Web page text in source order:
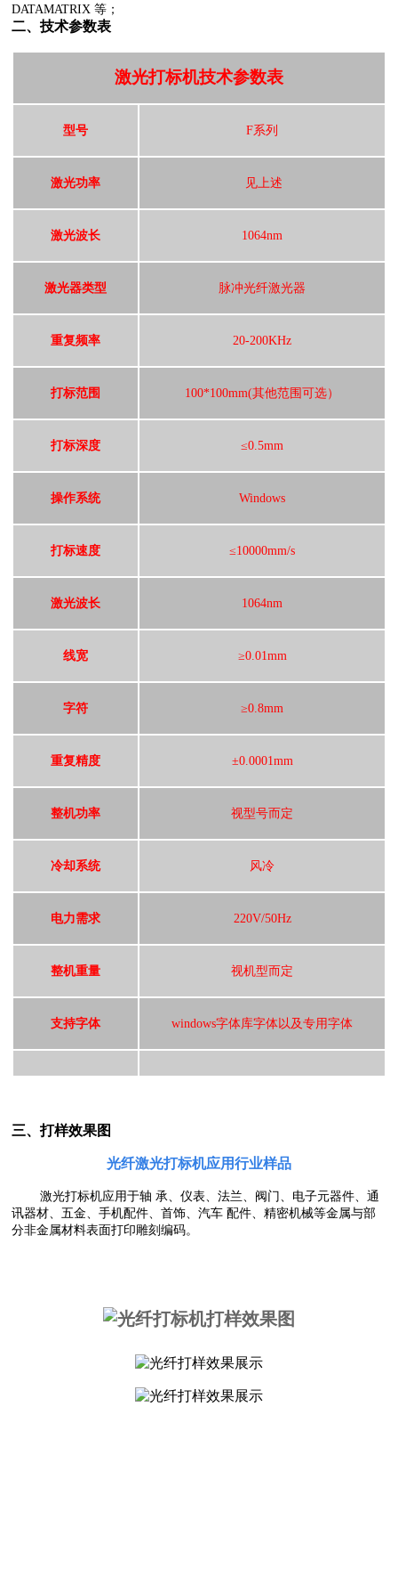
DATAMATRIX 等；
二、技术参数表
激光打标机技术参数表
型号 F系列
激光功率 见上述
激光波长 1064nm
激光器类型 脉冲光纤激光器
重复频率 20-200KHz
打标范围 100*100mm(其他范围可选）
打标深度 ≤0.5mm
操作系统 Windows
打标速度 ≤10000mm/s
激光波长 1064nm
线宽 ≥0.01mm
字符 ≥0.8mm
重复精度 ±0.0001mm
整机功率 视型号而定
冷却系统 风冷
电力需求 220V/50Hz
整机重量 视机型而定
支持字体 windows字体库字体以及专用字体
三、打样效果图
光纤激光打标机应用行业样品
激光打标机应用于轴 承、仪表、法兰、阀门、电子元器件、通
讯器材、五金、手机配件、首饰、汽车 配件、精密机械等金属与部
分非金属材料表面打印雕刻编码。